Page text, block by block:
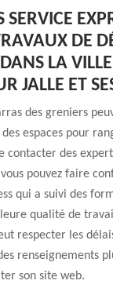
SERVICE
DE
LA
JALLE ET
des greniers
espaces pour
contacter des
pouvez faire
qui a suivi des
qualité de
respecter les
renseignements
son site web.